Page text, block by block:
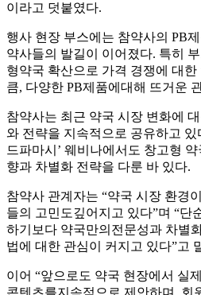
이라고 덧붙였다.
행사 현장 부스에는 참약사의 PB
약사들의 발길이 이어졌다. 특히
형약국 확산으로 가격 경쟁에 대
큼, 다양한 PB제품에대해 뜨거운
참약사는 최근 약국 시장 변화에
와 전략을 지속적으로 공유하고 있
드파마시’ 웨비나에서도 창고형
향과 차별화 전략을 다룬 바 있다.
참약사 관계자는 “약국 시장 환경
들의 고민도깊어지고 있다”며 “단
하기보다 약국만의전문성과 차별
법에 대한 관심이 커지고 있다”고
이어 “앞으로도 약국 현장에서 실